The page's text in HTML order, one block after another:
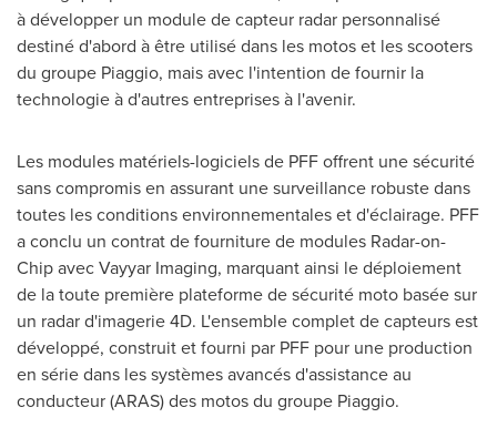
à développer un module de capteur radar personnalisé
destiné d'abord à être utilisé dans les motos et les scooters
du groupe Piaggio, mais avec l'intention de fournir la
technologie à d'autres entreprises à l'avenir.
Les modules matériels-logiciels de PFF offrent une sécurité
sans compromis en assurant une surveillance robuste dans
toutes les conditions environnementales et d'éclairage. PFF
a conclu un contrat de fourniture de modules Radar-on-
Chip avec Vayyar Imaging, marquant ainsi le déploiement
de la toute première plateforme de sécurité moto basée sur
un radar d'imagerie 4D. L'ensemble complet de capteurs est
développé, construit et fourni par PFF pour une production
en série dans les systèmes avancés d'assistance au
conducteur (ARAS) des motos du groupe Piaggio.